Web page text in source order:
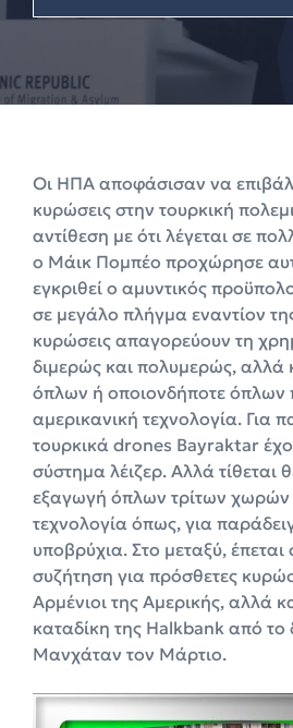
Οι ΗΠΑ αποφάσισαν να
κυρώσεις στην τουρκική
αντίθεση με ότι λέγεται σε
ο Μάικ Πομπέο προχώρησε
εγκριθεί ο αμυντικός
σε μεγάλο πλήγμα εναντίον
κυρώσεις απαγορεύουν τη
διμερώς και πολυμερώς, αλλά
όπλων ή οποιονδήποτε όπλων
αμερικανική τεχνολογία. Για
τουρκικά drones Bayraktar
σύστημα λέιζερ. Αλλά τίθεται
εξαγωγή όπλων τρίτων χωρών
τεχνολογία όπως, για
υποβρύχια. Στο μεταξύ, έπεται
συζήτηση για πρόσθετες
Αρμένιοι της Αμερικής, αλλά
καταδίκη της Halkbank από το
Μανχάταν τον Μάρτιο.